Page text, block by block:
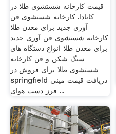
قیمت کارخانه شستشوی طلا در
کانادا. کارخانه شستشوی فن
آوری جدید برای معدن طلا
کارخانه شستشوی فن آوری جدید
برای معدن طلا انواع دستگاه های
سنگ شکن و فن کارخانه
شستشوی طلا برای فروش در
springfield دریافت قیمت مینی
فرز دست هوای ...